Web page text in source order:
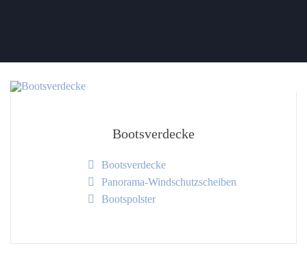
Bootsverdecke
Bootsverdecke
Panorama-Windschutzscheiben
Bootspolster